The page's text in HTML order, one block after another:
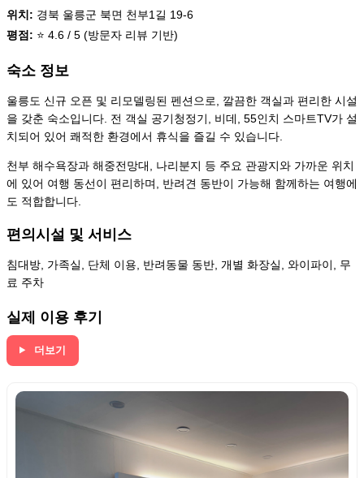
위치: 경북 울릉군 북면 천부1길 19-6
평점: ⭐ 4.6 / 5 (방문자 리뷰 기반)
숙소 정보
울릉도 신규 오픈 및 리모델링된 펜션으로, 깔끔한 객실과 편리한 시설
을 갖춘 숙소입니다. 전 객실 공기청정기, 비데, 55인치 스마트TV가 설
치되어 있어 쾌적한 환경에서 휴식을 즐길 수 있습니다.
천부 해수욕장과 해중전망대, 나리분지 등 주요 관광지와 가까운 위치
에 있어 여행 동선이 편리하며, 반려견 동반이 가능해 함께하는 여행에
도 적합합니다.
편의시설 및 서비스
침대방, 가족실, 단체 이용, 반려동물 동반, 개별 화장실, 와이파이, 무
료 주차
실제 이용 후기
더보기